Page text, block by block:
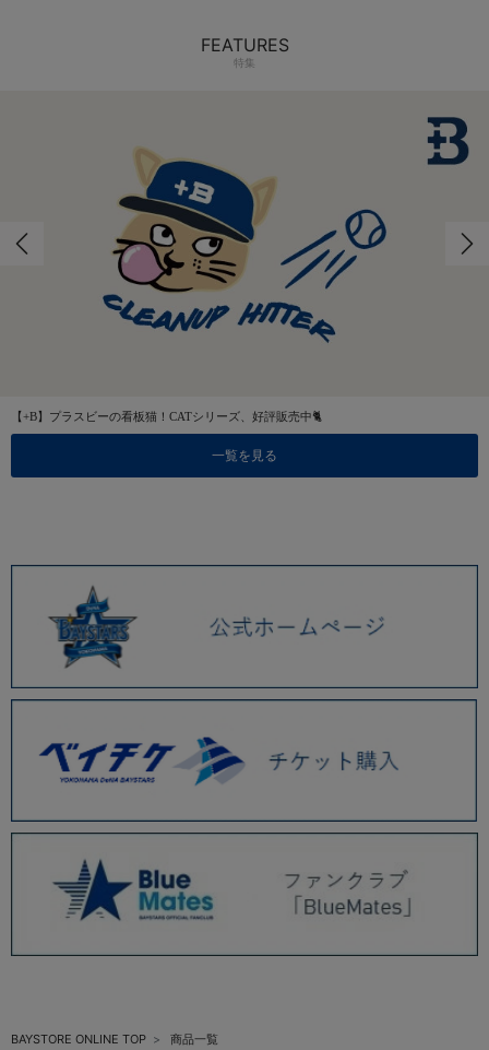
FEATURES
特集
【+B】プラスビーの看板猫！CATシリーズ、好評販売中🐈
一覧を見る
BAYSTORE ONLINE TOP 商品一覧